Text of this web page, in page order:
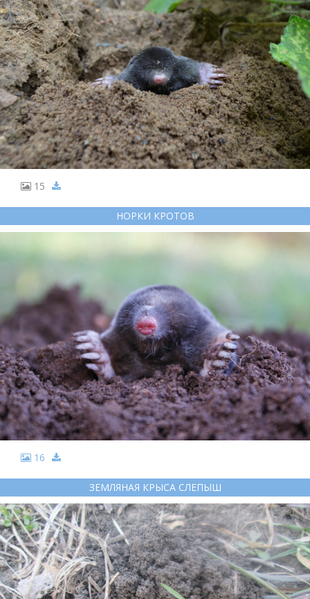
15
НОРКИ КРОТОВ
16
ЗЕМЛЯНАЯ КРЫСА СЛЕПЫШ